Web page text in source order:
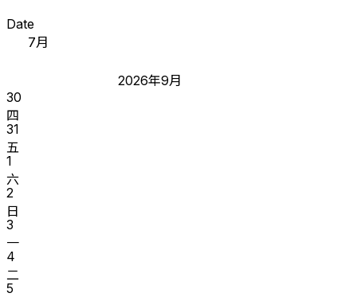
Date
7月
2026年9月
30
四
31
五
1
六
2
日
3
一
4
二
5